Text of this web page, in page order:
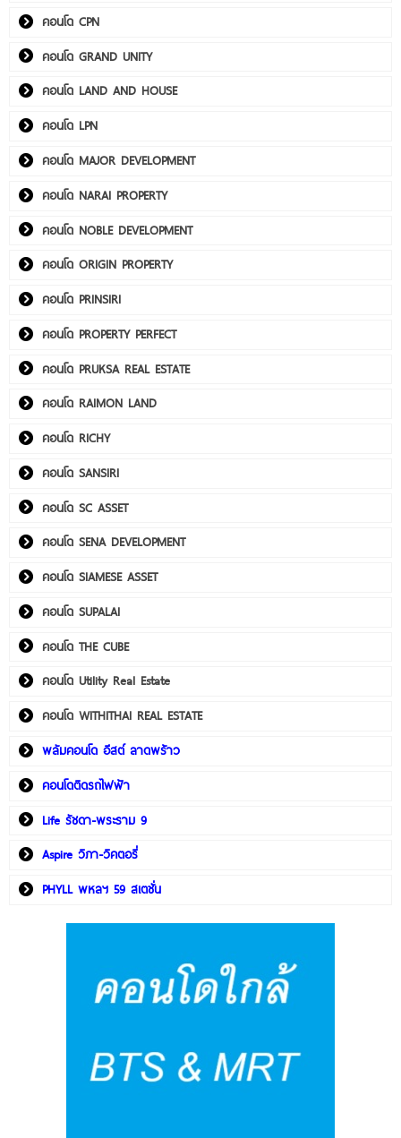
คอนโด CPN
คอนโด GRAND UNITY
คอนโด LAND AND HOUSE
คอนโด LPN
คอนโด MAJOR DEVELOPMENT
คอนโด NARAI PROPERTY
คอนโด NOBLE DEVELOPMENT
คอนโด ORIGIN PROPERTY
คอนโด PRINSIRI
คอนโด PROPERTY PERFECT
คอนโด PRUKSA REAL ESTATE
คอนโด RAIMON LAND
คอนโด RICHY
คอนโด SANSIRI
คอนโด SC ASSET
คอนโด SENA DEVELOPMENT
คอนโด SIAMESE ASSET
คอนโด SUPALAI
คอนโด THE CUBE
คอนโด Utility Real Estate
คอนโด WITHITHAI REAL ESTATE
พลัมคอนโด อีสต์ ลาดพร้าว
คอนโดติดรถไฟฟ้า
Life รัชดา-พระราม 9
Aspire วิภา-วิคตอรี่
PHYLL พหลฯ 59 สเตชั่น